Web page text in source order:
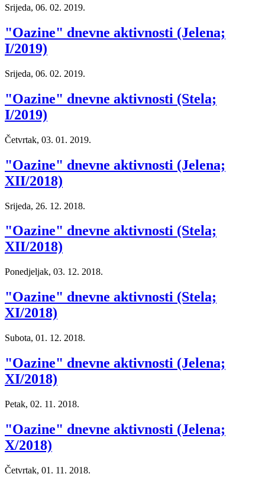
Srijeda, 06. 02. 2019.
"Oazine" dnevne aktivnosti (Jelena;
I/2019)
Srijeda, 06. 02. 2019.
"Oazine" dnevne aktivnosti (Stela;
I/2019)
Četvrtak, 03. 01. 2019.
"Oazine" dnevne aktivnosti (Jelena;
XII/2018)
Srijeda, 26. 12. 2018.
"Oazine" dnevne aktivnosti (Stela;
XII/2018)
Ponedjeljak, 03. 12. 2018.
"Oazine" dnevne aktivnosti (Stela;
XI/2018)
Subota, 01. 12. 2018.
"Oazine" dnevne aktivnosti (Jelena;
XI/2018)
Petak, 02. 11. 2018.
"Oazine" dnevne aktivnosti (Jelena;
X/2018)
Četvrtak, 01. 11. 2018.